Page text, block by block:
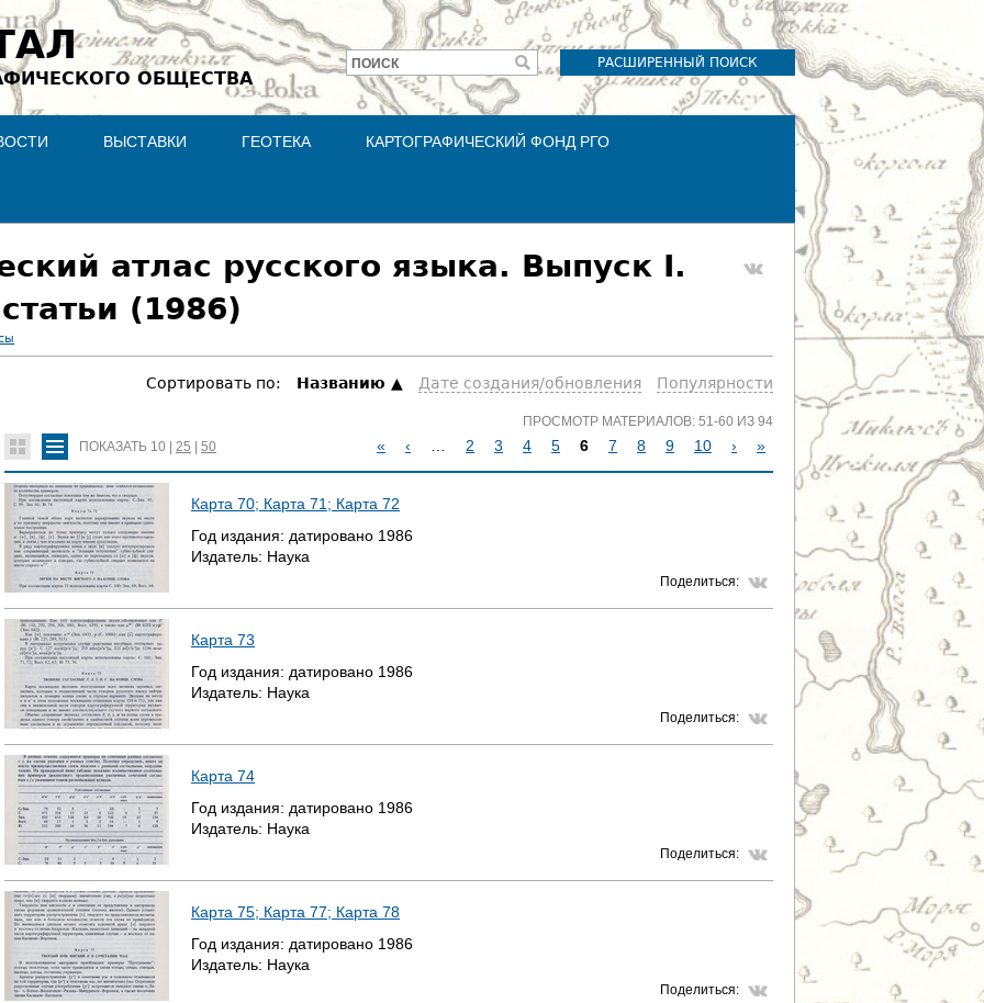
Jump to navigation
ОБЩЕСТВА
РАСШИРЕННЫЙ ПОИСК
Форма
поиска
ПОИСК
ВЫСТАВКИ ГЕОТЕКА КАРТОГРАФИЧЕСКИЙ ФОНД РГО
атлас русского языка. Выпуск I.
(1986)
Сортировать по: Hазванию Дате создания/обновления Популярности
ПОКАЗАТЬ 10 25 50
ПРОСМОТР МАТЕРИАЛОВ: 51-60 ИЗ 94
С
А
« ‹ 2 3 4 5 6 7 8 9 10 › »
Карта 70; Карта 71; Карта 72
Год издания: датировано 1986
Издатель: Наука
Поделиться:
Карта 73
Год издания: датировано 1986
Издатель: Наука
Поделиться:
Карта 74
Год издания: датировано 1986
Издатель: Наука
Поделиться:
Карта 75; Карта 77; Карта 78
Год издания: датировано 1986
Издатель: Наука
Поделиться: